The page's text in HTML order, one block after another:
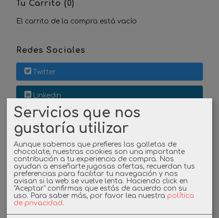
Tu Carrito (0)
El carrito de la compra está vacío
Redes Sociales
Twitter
Linkedin
Instagram
Facebook
Cupones
DESCUENTO BIENVENIDA
Servicios que nos
gustaría utilizar
Aunque sabemos que prefieres las galletas de
chocolate, nuestras cookies son una importante
contribución a tu experiencia de compra. Nos
ayudan a enseñarte jugosas ofertas, recuerdan tus
preferencias para facilitar tu navegación y nos
avisan si la web se vuelve lenta. Haciendo click en
"Aceptar" confirmas que estás de acuerdo con su
uso. Para saber más, por favor lea nuestra política
de privacidad.